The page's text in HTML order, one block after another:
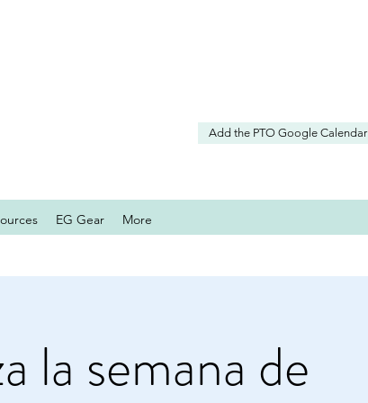
Add the PTO Google Calendar
EG Gear More
la semana de